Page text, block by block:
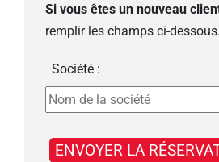
Si vous êtes un nouveau
remplir les champs ci-dessous.
Société :